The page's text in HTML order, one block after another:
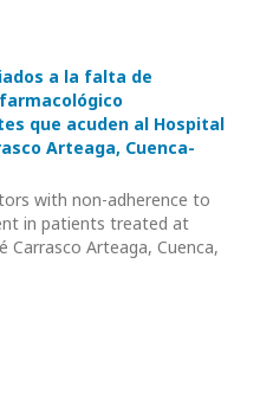
a la falta de
que acuden al Hospital
Arteaga, Cuenca-
with non-adherence to
in patients treated at
Carrasco Arteaga, Cuenca,